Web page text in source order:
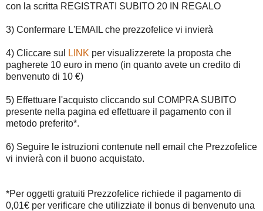
con la scritta REGISTRATI SUBITO 20 IN REGALO
3) Confermare L'EMAIL che prezzofelice vi invierà
4) Cliccare sul LINK per visualizzerete la proposta che
pagherete 10 euro in meno (in quanto avete un credito di
benvenuto di 10 €)
5) Effettuare l'acquisto cliccando sul COMPRA SUBITO
presente nella pagina ed effettuare il pagamento con il
metodo preferito*.
6) Seguire le istruzioni contenute nell email che Prezzofelice
vi invierà con il buono acquistato.
*Per oggetti gratuiti Prezzofelice richiede il pagamento di
0,01€ per verificare che utilizziate il bonus di benvenuto una